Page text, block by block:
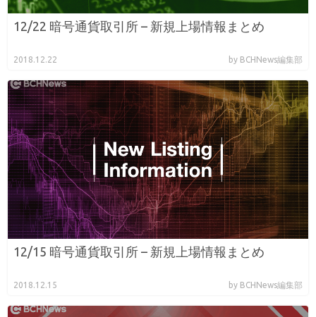
12/22 暗号通貨取引所 – 新規上場情報まとめ
2018.12.22 by BCHNews編集部
12/15 暗号通貨取引所 – 新規上場情報まとめ
2018.12.15 by BCHNews編集部